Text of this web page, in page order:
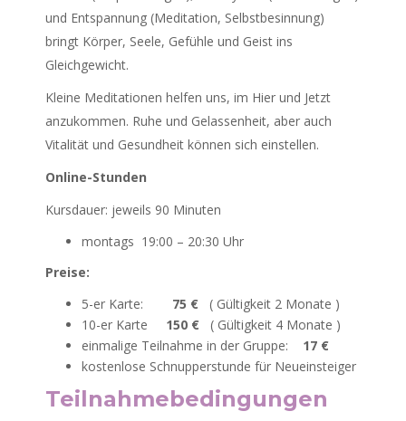
und Entspannung (Meditation, Selbstbesinnung)
bringt Körper, Seele, Gefühle und Geist ins
Gleichgewicht.
Kleine Meditationen helfen uns, im Hier und Jetzt
anzukommen. Ruhe und Gelassenheit, aber auch
Vitalität und Gesundheit können sich einstellen.
Online-Stunden
Kursdauer: jeweils 90 Minuten
montags 19:00 – 20:30 Uhr
Preise:
5-er Karte:
75 € ( Gültigkeit 2 Monate )
10-er Karte 150 € ( Gültigkeit 4 Monate )
einmalige Teilnahme in der Gruppe: 17 €
kostenlose Schnupperstunde für Neueinsteiger
Teilnahmebedingungen